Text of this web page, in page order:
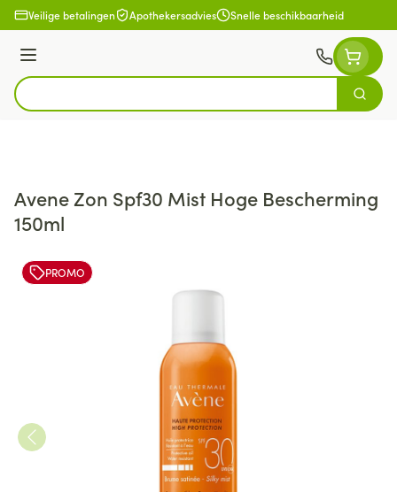
Ga naar de inhoud
Veilige betalingen Apothekersadvies Snelle beschikbaarheid
Menu
Product, merk, categorie...
Zoek
Avene Zon Spf30 Mist Hoge Bescherming
150ml
PROMO